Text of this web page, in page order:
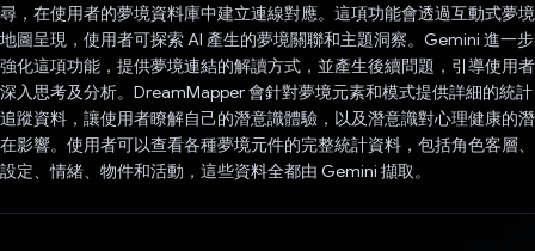
尋，在使用者的夢境資料庫中建立連線對應。這項功能會透過互動式夢境
地圖呈現，使用者可探索 AI 產生的夢境關聯和主題洞察。Gemini 進一步
強化這項功能，提供夢境連結的解讀方式，並產生後續問題，引導使用者
深入思考及分析。DreamMapper 會針對夢境元素和模式提供詳細的統計
追蹤資料，讓使用者瞭解自己的潛意識體驗，以及潛意識對心理健康的潛
在影響。使用者可以查看各種夢境元件的完整統計資料，包括角色客層、
設定、情緒、物件和活動，這些資料全都由 Gemini 擷取。